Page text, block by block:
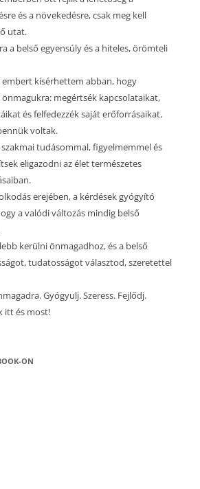
és a növekedésre, csak meg kell
utat.
a belső egyensúly és a hiteles, örömteli
kísérhettem abban, hogy
megértsék kapcsolataikat,
és felfedezzék saját erőforrásaikat,
voltak.
tudásommal, figyelmemmel és
eligazodni az élet természetes
erejében, a kérdések gyógyító
a valódi változás mindig belső
kerülni önmagadhoz, és a belső
tudatosságot választod, szeretettel
Gyógyulj. Szeress. Fejlődj.
itt és most!
ON